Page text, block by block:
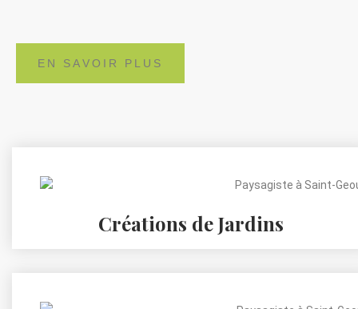
EN SAVOIR PLUS
Créations de Jardins